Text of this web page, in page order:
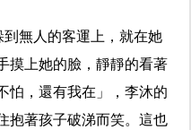
無人的客運上，就在她
摸上她的臉，靜靜的看著
怕，還有我在」，李沐的
抱著孩子破涕而笑。這也